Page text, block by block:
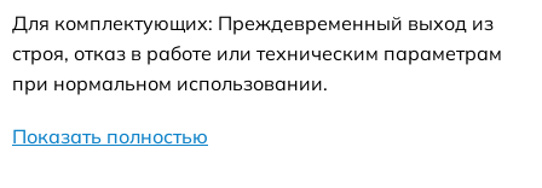
Для комплектующих: Преждевременный выход из
строя, отказ в работе или техническим параметрам
при нормальном использовании.
Показать полностью